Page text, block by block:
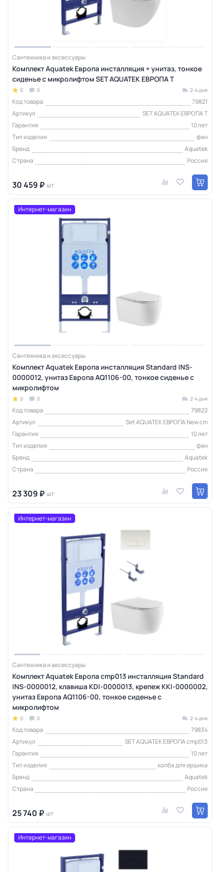
Сантехника и аксессуары
Комплект Aquatek Европа инсталляция + унитаз, тонкое
сиденье с микролифтом SET AQUATEK ЕВРОПА T
0 0 2-4 дня
Код товара
79821
Артикул
SET AQUATEK ЕВРОПА T
Гарантия
10 лет
Тип изделия
фен
Бренд
Aquatek
Страна
Россия
30 459 ₽ шт
Интернет-магазин
Сантехника и аксессуары
Комплект Aquatek Европа инсталляция Standard INS-
0000012, унитаз Европа AQ1106-00, тонкое сиденье с
микролифтом
0 0 2-4 дня
Код товара
79822
Артикул
Set AQUATEK ЕВРОПА New cm
Гарантия
10 лет
Тип изделия
фен
Бренд
Aquatek
Страна
Россия
23 309 ₽ шт
Интернет-магазин
Сантехника и аксессуары
Комплект Aquatek Европа cmp013 инсталляция Standard
INS-0000012, клавиша KDI-0000013, крепеж KKI-0000002,
унитаз Европа AQ1106-00, тонкое сиденье с
микролифтом
0 0 2-4 дня
Код товара
79834
Артикул
SET AQUATEK ЕВРОПА cmp013
Гарантия
10 лет
Тип изделия
колба для ершика
Бренд
Aquatek
Страна
Россия
25 740 ₽ шт
Интернет-магазин